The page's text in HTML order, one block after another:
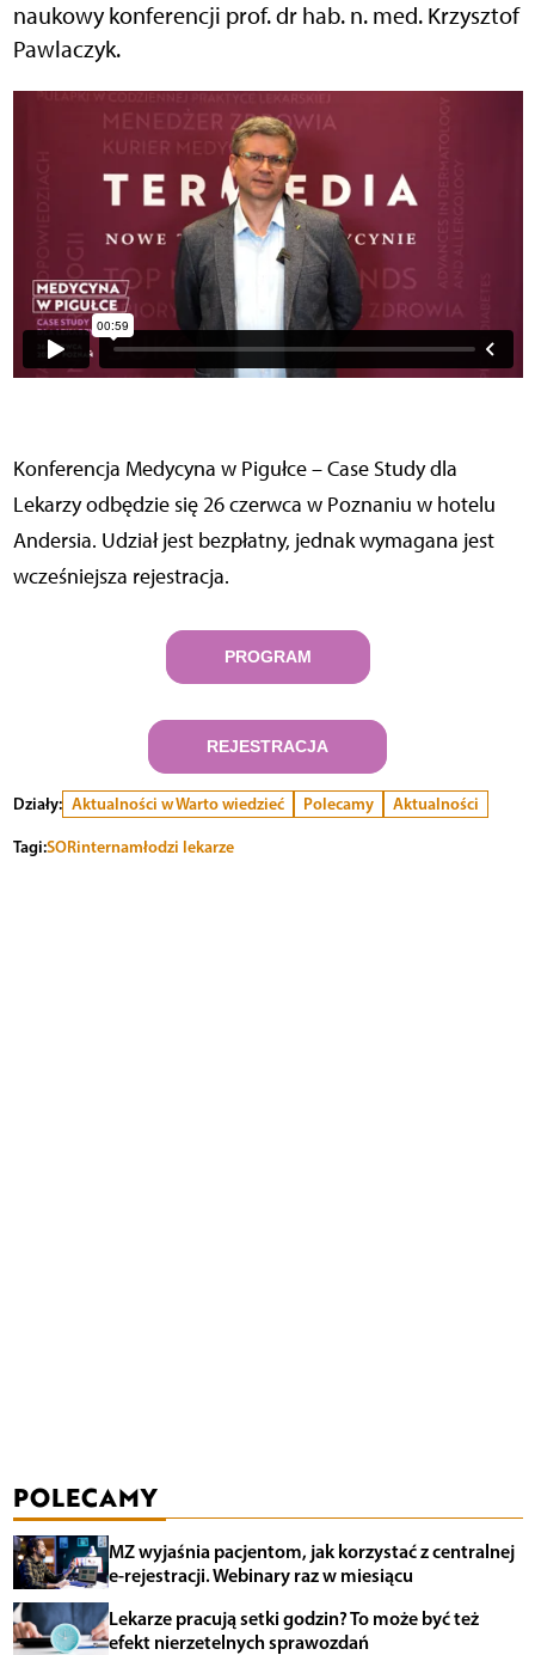
naukowy konferencji prof. dr hab. n. med. Krzysztof
Pawlaczyk.
Konferencja Medycyna w Pigułce – Case Study dla
Lekarzy odbędzie się 26 czerwca w Poznaniu w hotelu
Andersia. Udział jest bezpłatny, jednak wymagana jest
wcześniejsza rejestracja.
PROGRAM
REJESTRACJA
Działy: Aktualności w Warto wiedzieć Polecamy
Aktualności
Tagi:SORinternamłodzi lekarze
POLECAMY
MZ wyjaśnia pacjentom, jak korzystać z centralnej
e-rejestracji. Webinary raz w miesiącu
Lekarze pracują setki godzin? To może być też
efekt nierzetelnych sprawozdań